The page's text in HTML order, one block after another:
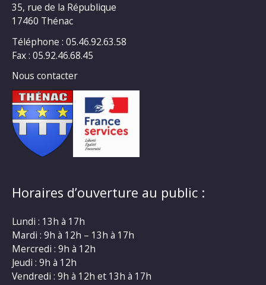
35, rue de la République
17460 Thénac
Téléphone : 05.46.92.63.58
Fax : 05.92.46.68.45
Nous contacter
Horaires d’ouverture au public :
Lundi : 13h à 17h
Mardi : 9h à 12h – 13h à 17h
Mercredi : 9h à 12h
Jeudi : 9h à 12h
Vendredi : 9h à 12h et 13h à 17h